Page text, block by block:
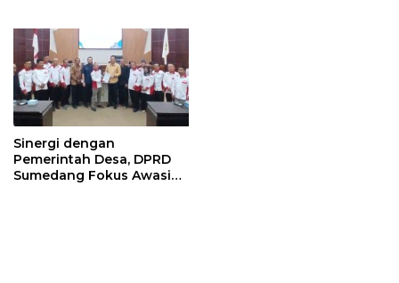
Sinergi dengan
Pemerintah Desa, DPRD
Sumedang Fokus Awasi